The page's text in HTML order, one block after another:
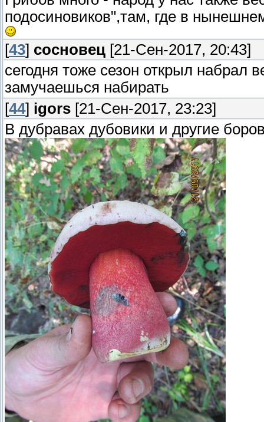
подосиновиков",там, где в
[43] сосновец [21-Сен-2017, 20:43]
сегодня тоже сезон открыл набрал
замучаешься набирать
[44] igors [21-Сен-2017, 23:23]
В дубравах дубовики и другие